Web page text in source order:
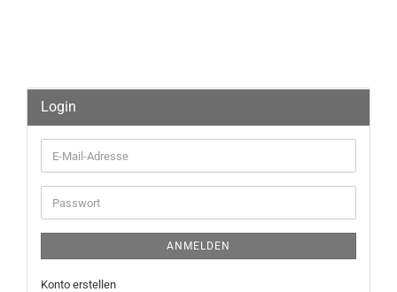
Login
E-
Mail-
Adresse
Passwort
ANMELDEN
Konto erstellen